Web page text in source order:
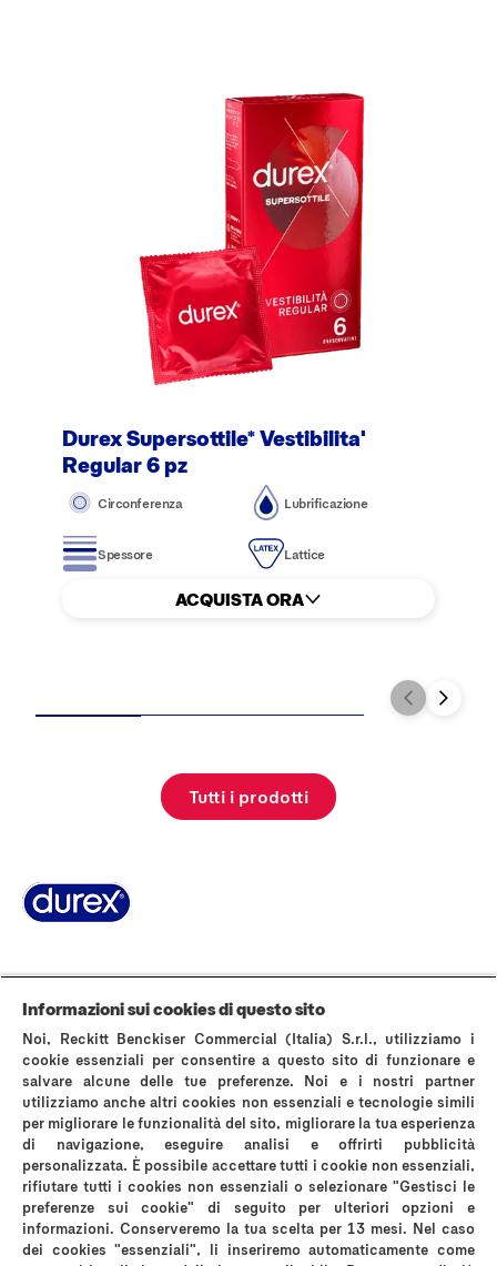
Durex Supersottile* Vestibilita'
Regular 6 pz
Circonferenza Lubrificazione
Spessore Lattice
ACQUISTA ORA
Tutti i prodotti
La storia di DurexDomande FrequentiArea stampa
Contattaci
Politica sui cookiesAvviso sulla Privacy
Termini & Condizioni di Utilizzo del Sito Web
Privacy A luci acceseInformativa privacy instagram
Mappa del sito
*comparati con i normali preservativi in lattice Durex
Informazioni sui cookies di questo sito
Noi, Reckitt Benckiser Commercial (Italia) S.r.l., utilizziamo i
cookie essenziali per consentire a questo sito di funzionare e
salvare alcune delle tue preferenze. Noi e i nostri partner
utilizziamo anche altri cookies non essenziali e tecnologie simili
per migliorare le funzionalità del sito, migliorare la tua esperienza
di navigazione, eseguire analisi e offrirti pubblicità
personalizzata. È possibile accettare tutti i cookie non essenziali,
rifiutare tutti i cookies non essenziali o selezionare "Gestisci le
preferenze sui cookie" di seguito per ulteriori opzioni e
informazioni. Conserveremo la tua scelta per 13 mesi. Nel caso
dei cookies "essenziali", li inseriremo automaticamente come